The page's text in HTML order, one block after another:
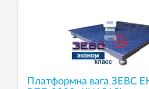
Платформна вага ЗЕВС